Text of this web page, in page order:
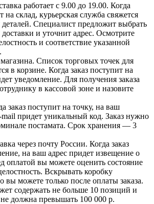
работает с 9.00 до 19.00. Когда
на склад, курьерская служба свяжется
деталей. Специалист предложит выбрать
и уточнит адрес. Осмотрите
и соответствие указанной
Список торговых точек для
в корзине. Когда заказ поступит на
уведомление. Для получения заказа
в кассовой зоне и назовите
заказ поступит на точку, на ваш
придет уникальный код. Заказ нужно
постамата. Срок хранения — 3
через почту России. Когда заказ
на ваш адрес придет извещение о
оплатой вы можете оценить состояние
Вскрывать коробку
вы можете только после оплаты заказа.
содержать не больше 10 позиций и
не должна превышать 100 000 р.